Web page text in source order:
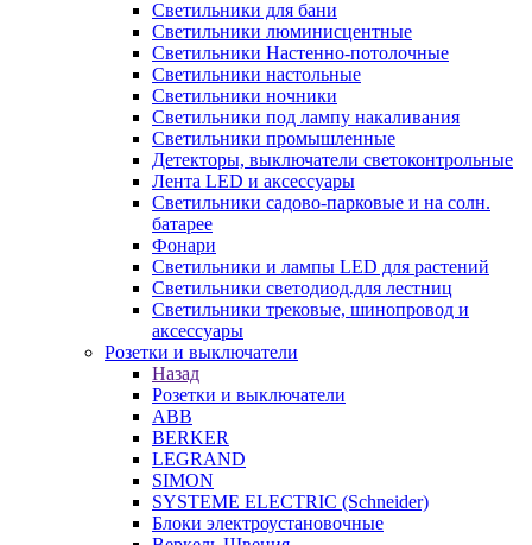
Светильники для бани
Светильники люминисцентные
Светильники Настенно-потолочные
Светильники настольные
Светильники ночники
Светильники под лампу накаливания
Светильники промышленные
Детекторы, выключатели светоконтрольные
Лента LED и аксессуары
Светильники садово-парковые и на солн.
батарее
Фонари
Светильники и лампы LED для растений
Светильники светодиод.для лестниц
Светильники трековые, шинопровод и
аксессуары
Розетки и выключатели
Назад
Розетки и выключатели
ABB
BERKER
LEGRAND
SIMON
SYSTEME ELECTRIC (Schneider)
Блоки электроустановочные